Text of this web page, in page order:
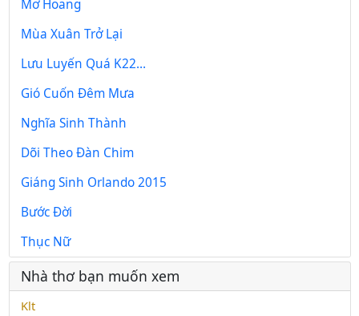
Mơ Hoang
Mùa Xuân Trở Lại
Lưu Luyến Quá K22…
Gió Cuốn Đêm Mưa
Nghĩa Sinh Thành
Dõi Theo Đàn Chim
Giáng Sinh Orlando 2015
Bước Đời
Thục Nữ
Nhà thơ bạn muốn xem
Klt